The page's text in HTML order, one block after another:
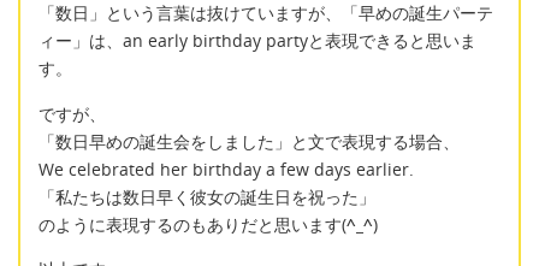
「数日」という言葉は抜けていますが、「早めの誕生パーテ
ィー」は、an early birthday partyと表現できると思いま
す。
ですが、
「数日早めの誕生会をしました」と文で表現する場合、
We celebrated her birthday a few days earlier.
「私たちは数日早く彼女の誕生日を祝った」
のように表現するのもありだと思います(^_^)